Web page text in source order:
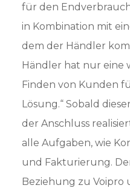
für den
in Kombination mit
dem der Händler
Händler hat nur eine
Finden von Kunden
Lösung.“ Sobald
der Anschluss
alle Aufgaben, wie
und Fakturierung.
Beziehung zu Voipro